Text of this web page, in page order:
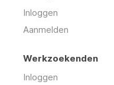
Inloggen
Aanmelden
Werkzoekenden
Inloggen